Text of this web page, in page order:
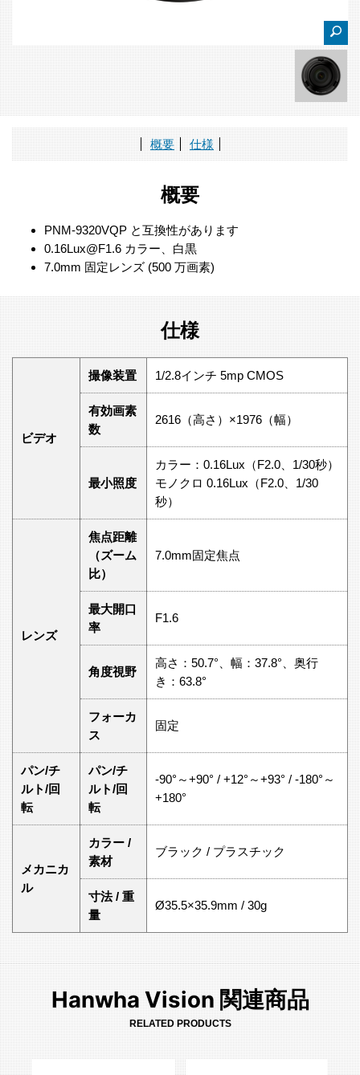
概要 仕様
概要
PNM-9320VQP と互換性があります
0.16Lux@F1.6 カラー、白黒
7.0mm 固定レンズ (500 万画素)
仕様
ビデオ
撮像装置 1/2.8インチ 5mp CMOS
有効画素
数
2616（高さ）×1976（幅）
最小照度
カラー：0.16Lux（F2.0、1/30秒）
モノクロ 0.16Lux（F2.0、1/30
秒）
レンズ
焦点距離
（ズーム
比）
7.0mm固定焦点
最大開口
率
F1.6
角度視野
高さ：50.7°、幅：37.8°、奥行
き：63.8°
フォーカ
ス
固定
パン/チ
ルト/回
転
パン/チ
ルト/回
転
-90°～+90° / +12°～+93° / -180°～
+180°
メカニカ
ル
カラー /
素材
ブラック / プラスチック
寸法 / 重
量
Ø35.5×35.9mm / 30g
Hanwha Vision 関連商品
RELATED PRODUCTS